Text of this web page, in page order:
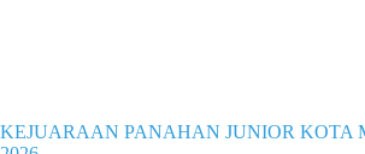
KEJUARAAN PANAHAN JUNIOR KOTA